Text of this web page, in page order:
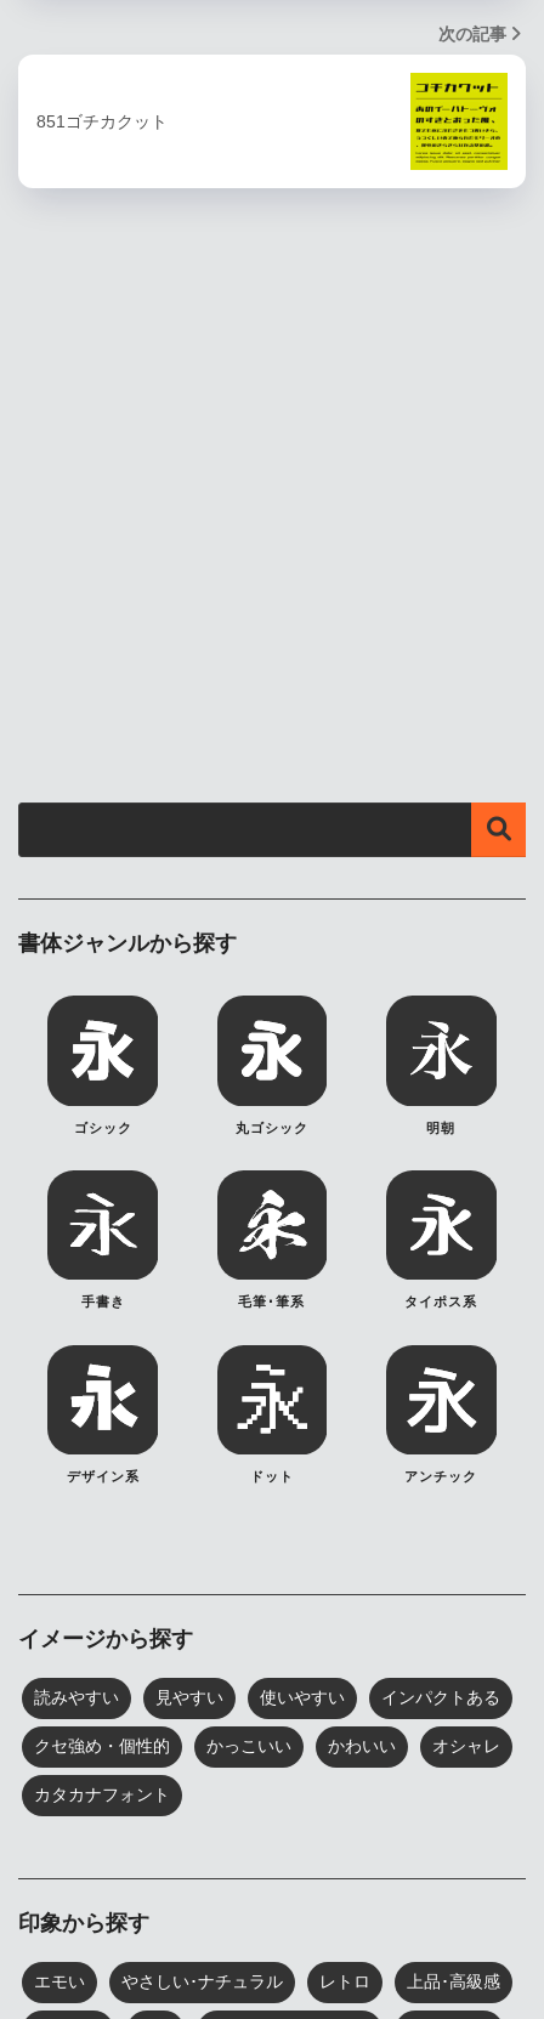
次の記事
851ゴチカクット
書体ジャンルから探す
ゴシック 丸ゴシック 明朝
手書き 毛筆･筆系 タイポス系
デザイン系 ドット アンチック
イメージから探す
読みやすい 見やすい 使いやすい インパクトある
クセ強め・個性的 かっこいい かわいい オシャレ
カタカナフォント
印象から探す
エモい やさしい･ナチュラル レトロ 上品･高級感